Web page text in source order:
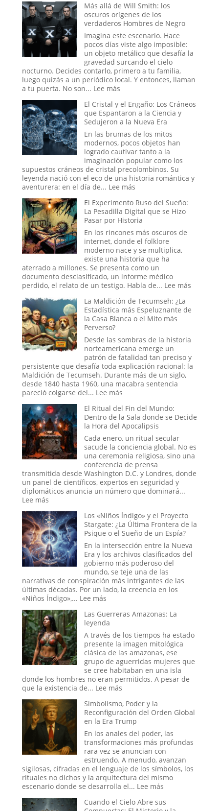
Proyecto
Blue
Beam
y
el
Nuevo
Orden
Mundial
Más allá de Will Smith: los
oscuros orígenes de los
verdaderos Hombres de Negro
Imagina este escenario. Hace
pocos días viste algo imposible:
un objeto metálico que desafía la
gravedad surcando el cielo
nocturno. Decides contarlo, primero a tu familia,
luego quizás a un periódico local. Y entonces, llaman
a tu puerta. No son... Lee más:
allá
de
Will
Smith:
los
oscuros
orígenes
de
los
verdaderos
de
Negro
El Cristal y el Engaño: Los Cráneos
que Espantaron a la Ciencia y
Sedujeron a la Nueva Era
En las brumas de los mitos
modernos, pocos objetos han
logrado cautivar tanto a la
imaginación popular como los
supuestos cráneos de cristal precolombinos. Su
leyenda nació con el eco de una historia romántica y
aventurera: en el día de... Lee más:
Cristal
y
el
Engaño:
Los
Cráneos
que
Espantaron
a
la
y
Sedujeron
a
Nueva
Era
El Experimento Ruso del Sueño:
La Pesadilla Digital que se Hizo
Pasar por Historia
En los rincones más oscuros de
internet, donde el folklore
moderno nace y se multiplica,
existe una historia que ha
aterrado a millones. Se presenta como un
documento desclasificado, un informe médico
perdido, el relato de un testigo. Habla de... Lee más:
Ruso
La
Digital
que
La Maldición de Tecumseh: ¿La
Estadística más Espeluznante de
la Casa Blanca o el Mito más
Perverso?
Desde las sombras de la historia
norteamericana emerge un
patrón de fatalidad tan preciso y
persistente que desafía toda explicación racional: la
Maldición de Tecumseh. Durante más de un siglo,
desde 1840 hasta 1960, una macabra sentencia
pareció colgarse del... Lee más:
Maldición
de
Tecumseh:
¿La
Estadística
más
Espeluznante
de
la
Casa
Blanca
el
Mito
más
Perverso?
El Ritual del Fin del Mundo:
Dentro de la Sala donde se Decide
la Hora del Apocalipsis
Cada enero, un ritual secular
sacude la conciencia global. No es
una ceremonia religiosa, sino una
conferencia de prensa
transmitida desde Washington D.C. y Londres, donde
un panel de científicos, expertos en seguridad y
diplomáticos anuncia un número que dominará...
Lee más:
Ritual
del
Fin
del
Mundo:
Dentro
de
la
Sala
donde
Decide
la
Hora
del
Apocalipsis
Los «Niños Índigo» y el Proyecto
Stargate: ¿La Última Frontera de la
Psique o el Sueño de un Espía?
En la intersección entre la Nueva
Era y los archivos clasificados del
gobierno más poderoso del
mundo, se teje una de las
narrativas de conspiración más intrigantes de las
últimas décadas. Por un lado, la creencia en los
«Niños Índigo»,... Lee más:
«Niños
Índigo»
y
el
Proyecto
Stargate:
¿La
Última
Frontera
la
Psique
o
Sueño
de
un
Espía?
Las Guerreras Amazonas: La
leyenda
A través de los tiempos ha estado
presente la imagen mitológica
clásica de las amazonas, ese
grupo de aguerridas mujeres que
se cree habitaban en una isla
donde los hombres no eran permitidos. A pesar de
que la existencia de... Lee más:
Guerreras
Amazonas:
La
leyenda
Simbolismo, Poder y la
Reconfiguración del Orden Global
en la Era Trump
En los anales del poder, las
transformaciones más profundas
rara vez se anuncian con
estruendo. A menudo, avanzan
sigilosas, cifradas en el lenguaje de los símbolos, los
rituales no dichos y la arquitectura del mismo
escenario donde se desarrolla el... Lee más:
Poder
Cuando el Cielo Abre sus